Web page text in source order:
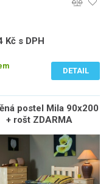
Kč s DPH
DETAIL
postel Mila 90x200
+ rošt ZDARMA